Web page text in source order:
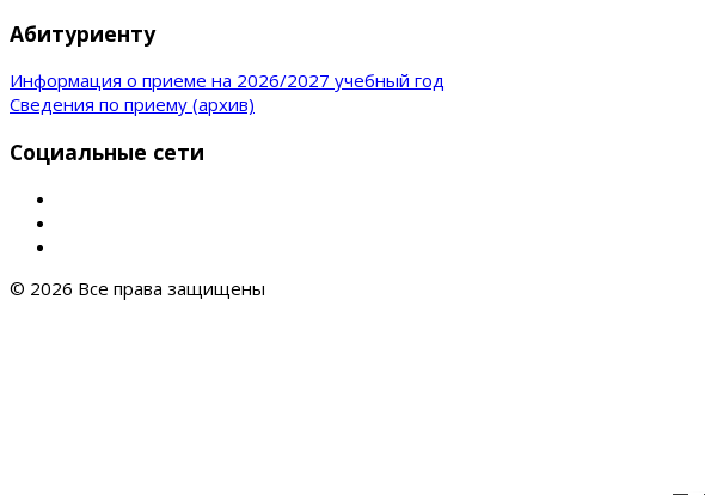
Абитуриенту
Информация о приеме на 2026/2027 учебный год
Сведения по приему (архив)
Социальные сети
© 2026 Все права защищены